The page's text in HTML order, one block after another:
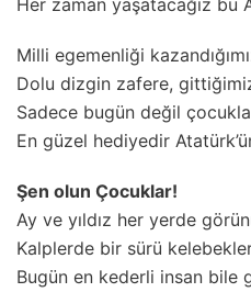
Milli egemenliği
Dolu dizgin zafere,
Sadece bugün değil
En güzel hediyedir
Şen olun Çocuklar!
Ay ve yıldız her yerde
Kalplerde bir sürü
Bugün en kederli insan bile